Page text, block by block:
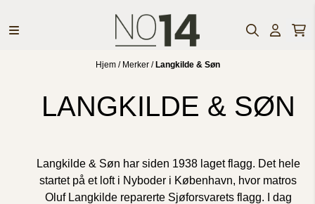
Hjem / Merker /Langkilde & Søn
LANGKILDE & SØN
Langkilde & Søn har siden 1938 laget flagg. Det hele
startet på et loft i Nyboder i København, hvor matros
Oluf Langkilde reparerte Sjøforsvarets flagg. I dag